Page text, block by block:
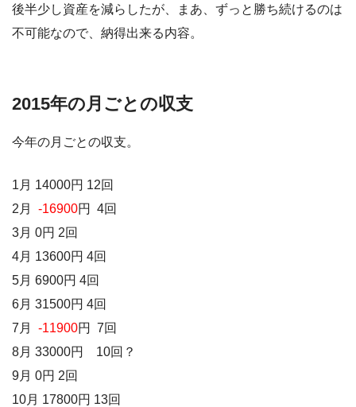
後半少し資産を減らしたが、まあ、ずっと勝ち続けるのは
不可能なので、納得出来る内容。
2015年の月ごとの収支
今年の月ごとの収支。
1月 14000円 12回
2月 -16900円 4回
3月 0円 2回
4月 13600円 4回
5月 6900円 4回
6月 31500円 4回
7月 -11900円 7回
8月 33000円 10回？
9月 0円 2回
10月 17800円 13回